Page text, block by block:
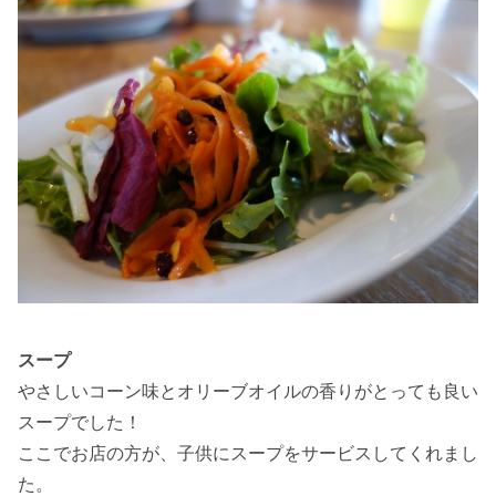
スープ
やさしいコーン味とオリーブオイルの香りがとっても良い
スープでした！
ここでお店の方が、子供にスープをサービスしてくれまし
た。